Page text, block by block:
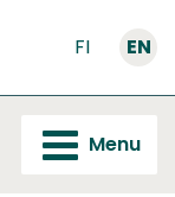
FI EN
Menu